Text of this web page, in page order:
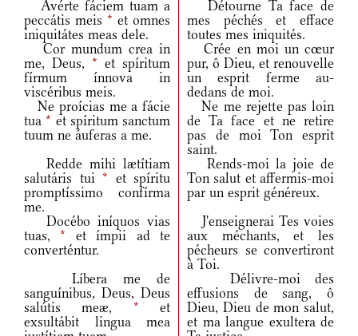
Avérte fáciem tuam a
peccátis meis * et omnes
iniquitátes meas dele.
Détourne Ta face de
mes péchés et efface
toutes mes iniquités.
Cor mundum crea in
me, Deus, * et spíritum
fírmum ínnova in
viscéribus meis.
Crée en moi un cœur
pur, ô Dieu, et renouvelle
un esprit ferme au-
dedans de moi.
Ne proícias me a fácie
tua* et spíritum sanctum
tuum ne áuferas a me.
Ne me rejette pas loin
de Ta face et ne retire
pas de moi Ton esprit
saint.
Redde mihi lætítiam
salutáris tui * et spíritu
promptíssimo confírma
me.
Rends-moi la joie de
Ton salut et affermis-moi
par un esprit généreux.
Docébo iníquos vias
tuas,* et ímpii ad te
converténtur.
J'enseignerai Tes voies
aux méchants, et les
pécheurs se convertiront
à Toi.
Líbera me de
sanguínibus, Deus, Deus
salútis meæ, * et
exsultábit lingua mea
Délivre-moi des
effusions de sang, ô
Dieu, Dieu de mon salut,
et ma langue exultera de